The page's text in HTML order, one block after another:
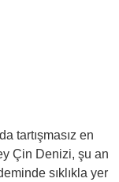
tartışmasız en
Çin Denizi, şu an
sıklıkla yer